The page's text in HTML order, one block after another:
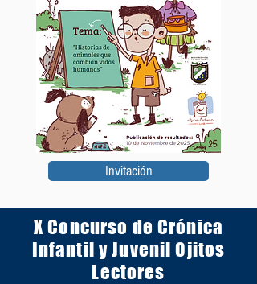
Invitación
X Concurso de Crónica
Infantil y Juvenil Ojitos
Lectores